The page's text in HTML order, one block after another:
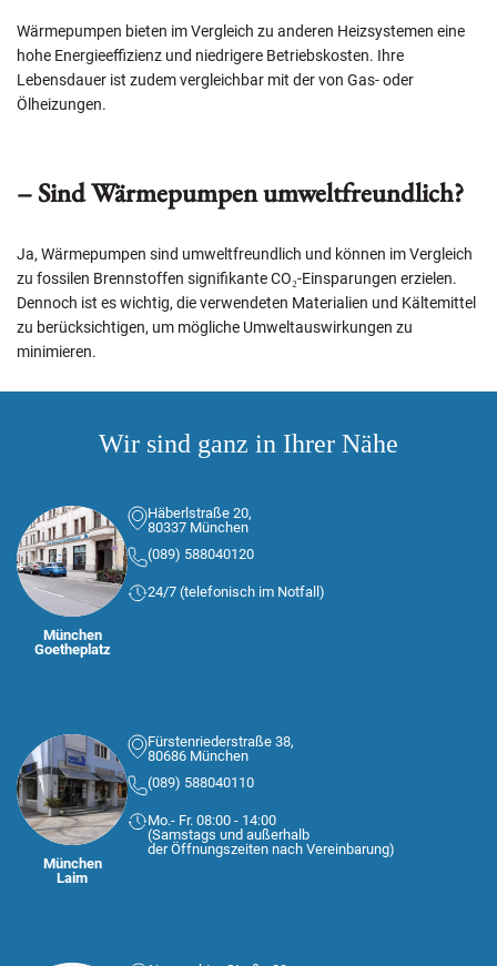
Wärmepumpen bieten im Vergleich zu anderen Heizsystemen eine
hohe Energieeffizienz und niedrigere Betriebskosten. Ihre
Lebensdauer ist zudem vergleichbar mit der von Gas- oder
Ölheizungen.
– Sind Wärmepumpen umweltfreundlich?
Ja, Wärmepumpen sind umweltfreundlich und können im Vergleich
zu fossilen Brennstoffen signifikanteCO₂-Einsparungen erzielen.
Dennoch ist es wichtig, die verwendeten Materialien und Kältemittel
zu berücksichtigen, um mögliche Umweltauswirkungen zu
minimieren.
Wir sind ganz in Ihrer Nähe
München
Goetheplatz
Häberlstraße 20,
80337 München
(089) 588040120
24/7 (telefonisch im Notfall)
München
Laim
Fürstenriederstraße 38,
80686 München
(089) 588040110
Mo.- Fr. 08:00 - 14:00
(Samstags und außerhalb
der Öffnungszeiten nach Vereinbarung)